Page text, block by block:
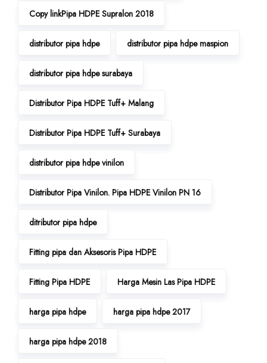
Copy linkPipa HDPE Supralon 2018
distributor pipa hdpe distributor pipa hdpe maspion
distributor pipa hdpe surabaya
Distributor Pipa HDPE Tuff+ Malang
Distributor Pipa HDPE Tuff+ Surabaya
distributor pipa hdpe vinilon
Distributor Pipa Vinilon. Pipa HDPE Vinilon PN 16
ditributor pipa hdpe
Fitting pipa dan Aksesoris Pipa HDPE
Fitting Pipa HDPE Harga Mesin Las Pipa HDPE
harga pipa hdpe harga pipa hdpe 2017
harga pipa hdpe 2018